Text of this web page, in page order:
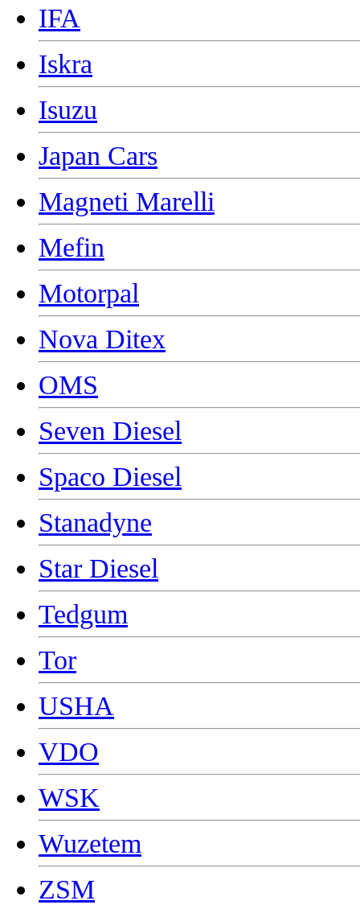
IFA
Iskra
Isuzu
Japan Cars
Magneti Marelli
Mefin
Motorpal
Nova Ditex
OMS
Seven Diesel
Spaco Diesel
Stanadyne
Star Diesel
Tedgum
Tor
USHA
VDO
WSK
Wuzetem
ZSM